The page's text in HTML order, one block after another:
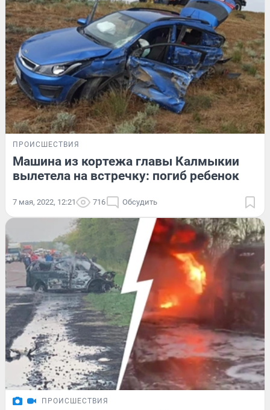
ПРОИСШЕСТВИЯ
Машина из кортежа главы Калмыкии
вылетела на встречку: погиб ребенок
7 мая, 2022, 12:21 716 Обсудить
ПРОИСШЕСТВИЯ